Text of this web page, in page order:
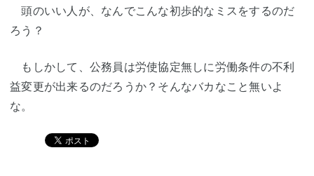
頭のいい人が、なんでこんな初歩的なミスをするのだ
ろう？
もしかして、公務員は労使協定無しに労働条件の不利
益変更が出来るのだろうか？そんなバカなこと無いよ
な。